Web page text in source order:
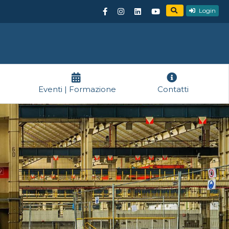
Login
Eventi | Formazione Contatti